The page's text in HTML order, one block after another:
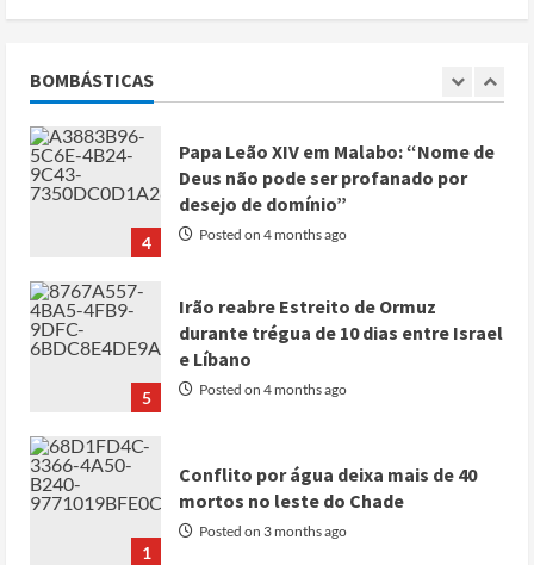
BOMBÁSTICAS
4
Deus não pode ser profanado por
5
Irão reabre Estreito de Ormuz
durante trégua de 10 dias entre Israel
e Líbano
Posted on 4 months ago
1
Conflito por água deixa mais de 40
mortos no leste do Chade
2
Jantar dos Correspondentes da Casa
Branca agiu sozinho e não tem
registo criminal